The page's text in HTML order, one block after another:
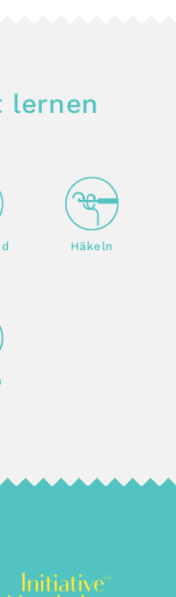
lernen
Häkeln